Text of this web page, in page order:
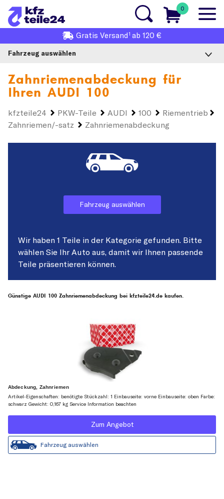
0
Gratis Versand1 ab 120 €
Fahrzeug auswählen
Zahnriemenabdeckung für
Ihren AUDI 100
kfzteile24 PKW-Teile AUDI 100
Riementrieb
Zahnriemen/-satz
Zahnriemenabdeckung
Fahrzeug auswählen
Wir haben 1 Teile in der Kategorie gefunden. Bitte
wählen Sie Ihr Auto aus, damit wir Ihnen passende
Teile präsentieren können.
Günstige AUDI 100 Zahnriemenabdeckung bei kfzteile24.de kaufen.
Abdeckung, Zahnriemen
Artikel-Eigenschaften: benötigte Stückzahl: 1 Einbauseite: vorne Einbauseite: oben Farbe:
schwarz Gewicht: 0,167 kg Service Information beachten
Zum Angebot
Fahrzeug auswählen